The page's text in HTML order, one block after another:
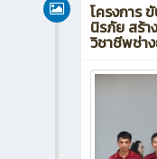
โครงการ
นิรภัย สร้า
วิชาชีพช่า